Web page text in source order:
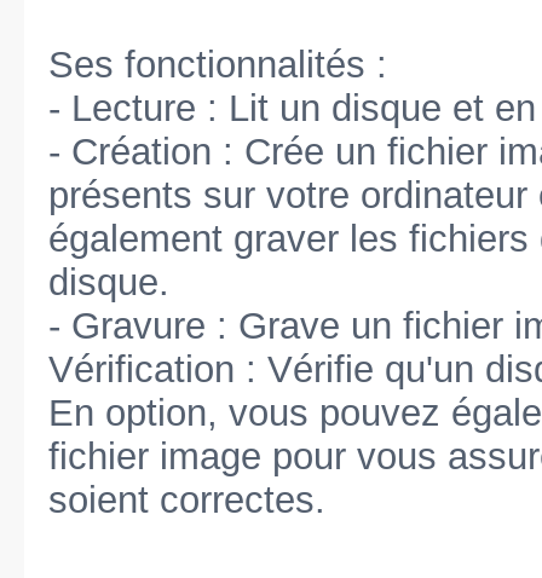
Ses fonctionnalités :
- Lecture : Lit un disque et
- Création : Crée un fichier
présents sur votre
également graver les
disque.
- Gravure : Grave un fichier
Vérification : Vérifie qu'un
En option, vous pouvez
fichier image pour vous
soient correctes.